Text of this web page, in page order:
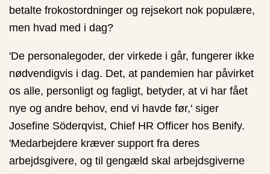
betalte frokostordninger og rejsekort nok populære,
men hvad med i dag?
'De personalegoder, der virkede i går, fungerer ikke
nødvendigvis i dag. Det, at pandemien har påvirket
os alle, personligt og fagligt, betyder, at vi har fået
nye og andre behov, end vi havde før,' siger
Josefine Söderqvist, Chief HR Officer hos Benify.
'Medarbejdere kræver support fra deres
arbejdsgivere, og til gengæld skal arbejdsgiverne